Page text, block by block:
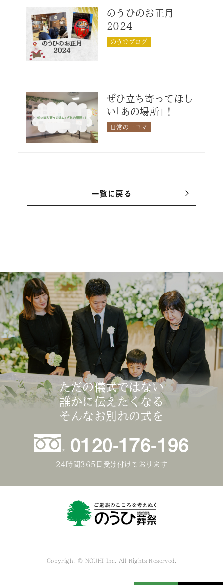
のうひのお正月
2024
のうひブログ
ぜひ立ち寄ってほし
い｢あの場所｣！
日常の一コマ
一覧に戻る
ただの儀式ではない
誰かに伝えたくなる
そんなお別れの式を
0120-176-196
24時間365日受け付けております
Copyright © NOUHI Inc. All Rights Reserved.